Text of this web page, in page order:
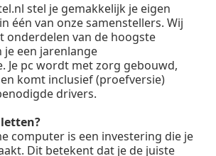
stel je gemakkelijk je eigen
één van onze samenstellers. Wij
onderdelen van de hoogste
je een jarenlange
Je pc wordt met zorg gebouwd,
komt inclusief (proefversie)
drivers.
computer is een investering die je
Dit betekent dat je de juiste